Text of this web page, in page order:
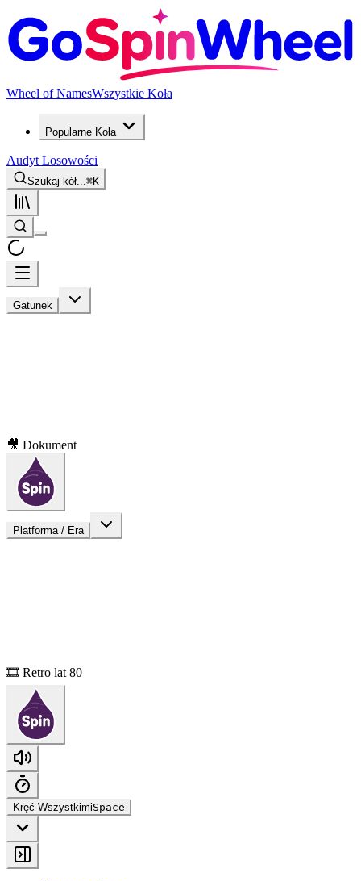
Wheel of NamesWszystkie Koła
Popularne Koła
Audyt Losowości
Szukaj kół... ⌘K
Gatunek
🎥 Dokument
Platforma / Era
🎞️ Retro lat 80
Kręć WszystkimiSpace